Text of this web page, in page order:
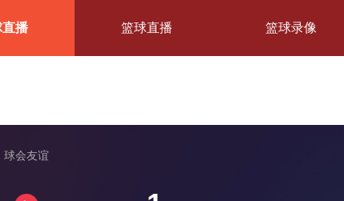
直播 篮球直播 篮球录像
球会友谊